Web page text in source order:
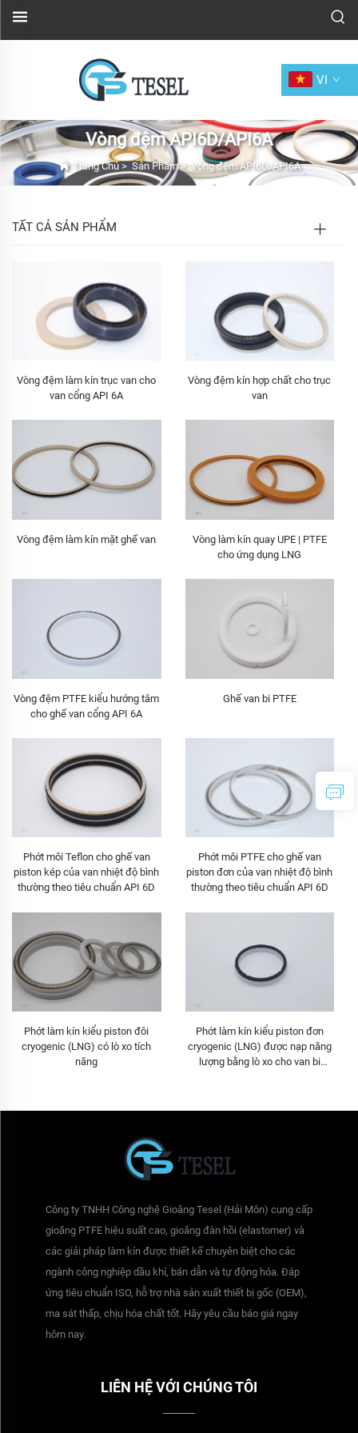
VI
Vòng đệm API6D/API6A
Trang Chủ> Sản Phẩm>Vòng đệm API6D/API6A
TẤT CẢ SẢN PHẨM
Vòng đệm làm kín trục van cho
van cổng API 6A
Vòng đệm kín hợp chất cho trục
van
Vòng đệm làm kín mặt ghế van
Vòng làm kín quay UPE | PTFE
cho ứng dụng LNG
Vòng đệm PTFE kiểu hướng tâm
cho ghế van cổng API 6A
Ghế van bi PTFE
Phớt môi Teflon cho ghế van
piston kép của van nhiệt độ bình
thường theo tiêu chuẩn API 6D
Phớt môi PTFE cho ghế van
piston đơn của van nhiệt độ bình
thường theo tiêu chuẩn API 6D
Phớt làm kín kiểu piston đôi
cryogenic (LNG) có lò xo tích
năng
Phớt làm kín kiểu piston đơn
cryogenic (LNG) được nạp năng
lượng bằng lò xo cho van bi
Công ty TNHH Công nghệ Gioăng Tesel (Hải Môn) cung cấp
gioăng PTFE hiệu suất cao, gioăng đàn hồi (elastomer) và
các giải pháp làm kín được thiết kế chuyên biệt cho các
ngành công nghiệp dầu khí, bán dẫn và tự động hóa. Đáp
ứng tiêu chuẩn ISO, hỗ trợ nhà sản xuất thiết bị gốc (OEM),
ma sát thấp, chịu hóa chất tốt. Hãy yêu cầu báo giá ngay
hôm nay.
LIÊN HỆ VỚI CHÚNG TÔI